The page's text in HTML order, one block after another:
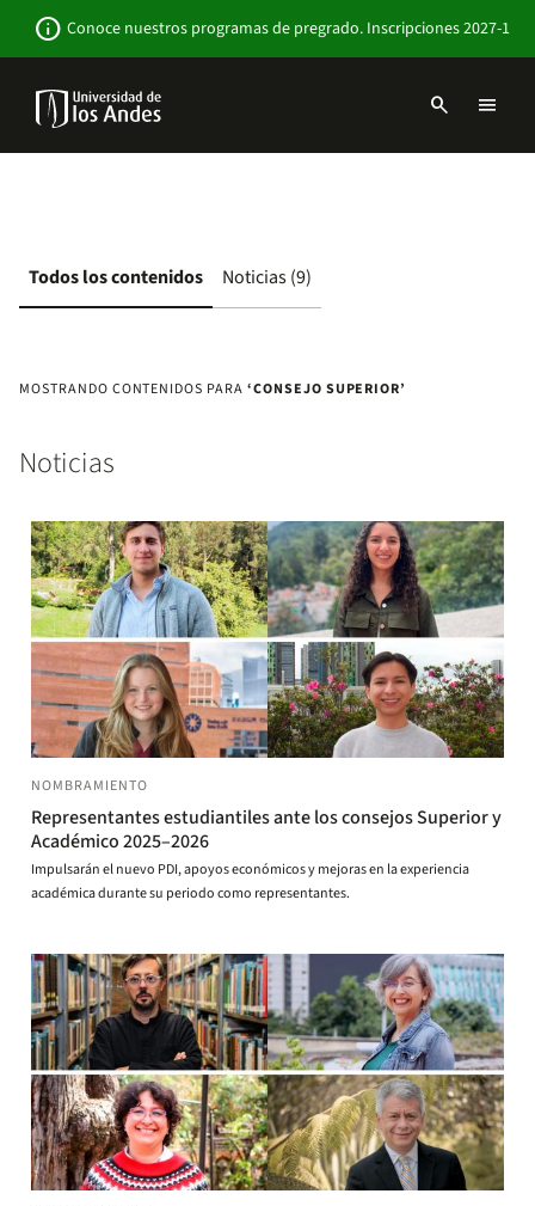
contenido
info Conoce nuestros programas de pregrado. Inscripciones 2027-1
Navbar
search menu
Todos los contenidos Noticias (9)
MOSTRANDO CONTENIDOS PARA ‘CONSEJO SUPERIOR’
Noticias
NOMBRAMIENTO
Representantes estudiantiles ante los consejos Superior y
Académico 2025–2026
Impulsarán el nuevo PDI, apoyos económicos y mejoras en la experiencia
académica durante su periodo como representantes.